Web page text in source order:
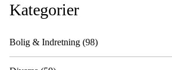
Kategorier
Bolig & Indretning (98)